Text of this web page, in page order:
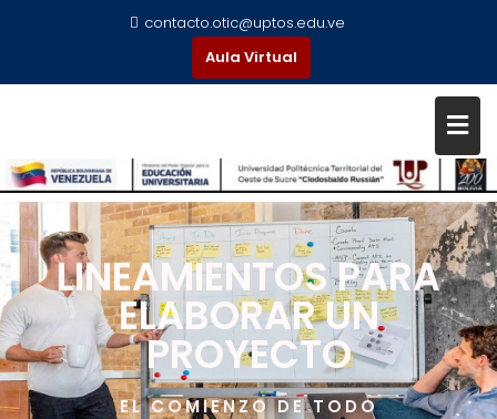
contacto.otic@uptos.edu.ve
Aula Virtual
LINEAMIENTOS PARA
ELABORAR UN
PROYECTO
EL COMIENZO DE TODO